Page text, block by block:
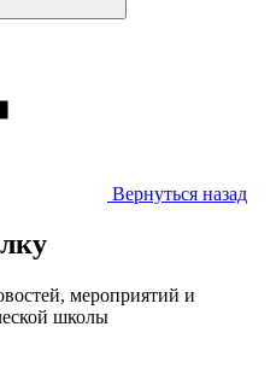
Вернуться назад
мероприятий и
школы